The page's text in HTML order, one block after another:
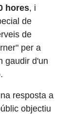
hores, i
de
de
per a
gaudir d'un
resposta a
objectiu